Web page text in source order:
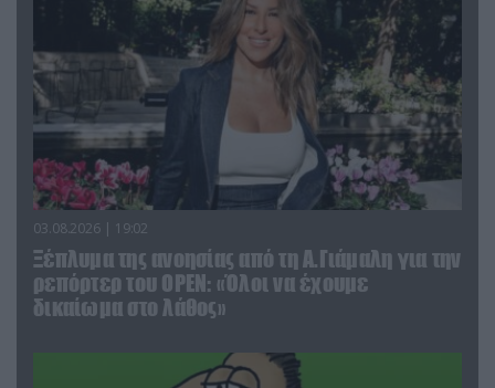
03.08.2026 | 19:02
Ξέπλυμα της ανοησίας από τη Α.Γιάμαλη για την
ρεπόρτερ του ΟΡΕΝ: «Όλοι να έχουμε
δικαίωμα στο λάθος»